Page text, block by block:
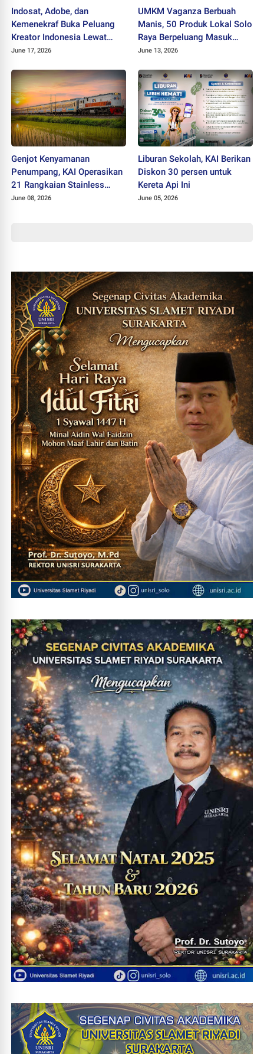
Indosat, Adobe, dan
Kemenekraf Buka Peluang
Kreator Indonesia Lewat
Teknologi AI
June 17, 2026
UMKM Vaganza Berbuah
Manis, 50 Produk Lokal Solo
Raya Berpeluang Masuk
Jaringan Ritel Nasional
June 13, 2026
Genjot Kenyamanan
Penumpang, KAI Operasikan
21 Rangkaian Stainless
Steel New Generation
June 08, 2026
Liburan Sekolah, KAI Berikan
Diskon 30 persen untuk
Kereta Api Ini
June 05, 2026